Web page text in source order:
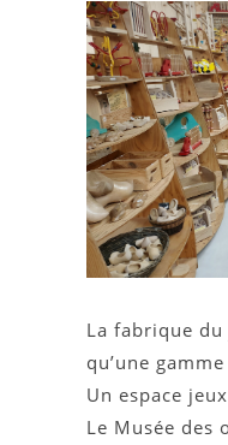
La fabrique
qu’une
Un espace
Le Musée des